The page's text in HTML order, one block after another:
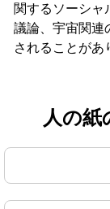
関するソーシャ
議論、宇宙関連
されることがあ
人の紙